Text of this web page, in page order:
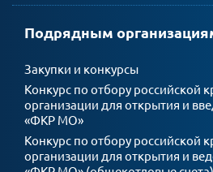
Подрядным
Закупки и конкурсы
Конкурс по отбору российской
организации для открытия и
«ФКР МО»
Конкурс по отбору российской
организации для открытия и